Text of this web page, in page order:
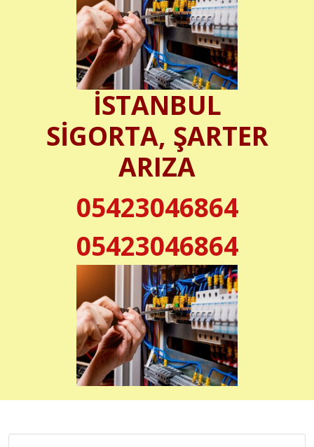
İSTANBUL
SİGORTA, ŞARTER
ARIZA
05423046864
05423046864